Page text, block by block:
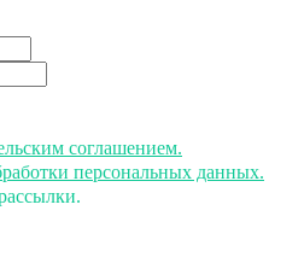
соглашением.
персональных данных.